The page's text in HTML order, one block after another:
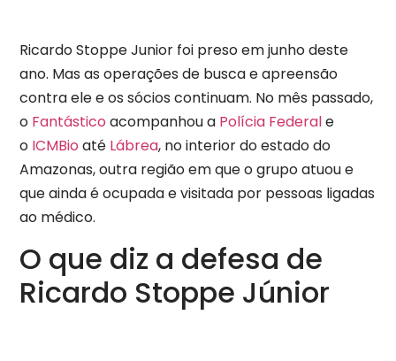
Ricardo Stoppe Junior foi preso em junho deste
ano. Mas as operações de busca e apreensão
contra ele e os sócios continuam. No mês passado,
o Fantástico acompanhou a Polícia Federale
o ICMBio até Lábrea, no interior do estado do
Amazonas, outra região em que o grupo atuou e
que ainda é ocupada e visitada por pessoas ligadas
ao médico.
O que diz a defesa de
Ricardo Stoppe Júnior